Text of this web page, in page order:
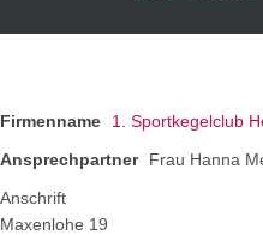
Firmenname
1. Sportkegelclub
Ansprechpartner
Frau Hanna
Anschrift
Maxenlohe 19